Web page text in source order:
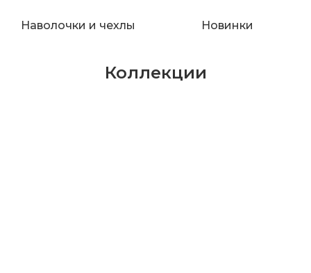
Наволочки и чехлы Новинки
Коллекции